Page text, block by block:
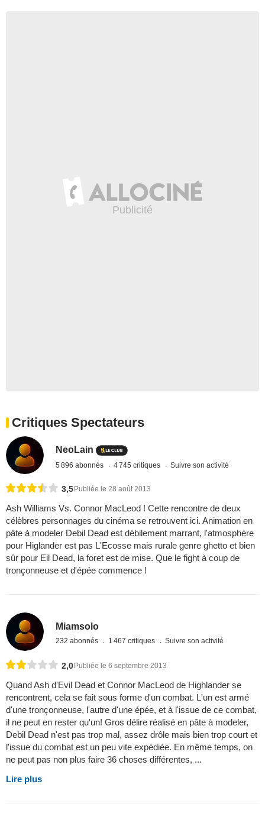
Critiques Spectateurs
NeoLain
5 896 abonnés 4 745 critiques Suivre son activité
3,5 Publiée le 28 août 2013
Ash Williams Vs. Connor MacLeod ! Cette rencontre de deux
célèbres personnages du cinéma se retrouvent ici. Animation en
pâte à modeler Debil Dead est débilement marrant, l'atmosphère
pour Higlander est pas L'Ecosse mais rurale genre ghetto et bien
sûr pour Eil Dead, la foret est de mise. Que le fight à coup de
tronçonneuse et d'épée commence !
Miamsolo
232 abonnés 1 467 critiques Suivre son activité
2,0Publiée le 6 septembre 2013
Quand Ash d'Evil Dead et Connor MacLeod de Highlander se
rencontrent, cela se fait sous forme d'un combat. L'un est armé
d'une tronçonneuse, l'autre d'une épée, et à l'issue de ce combat,
il ne peut en rester qu'un! Gros délire réalisé en pâte à modeler,
Debil Dead n'est pas trop mal, assez drôle mais bien trop court et
l'issue du combat est un peu vite expédiée. En même temps, on
ne peut pas non plus faire 36 choses différentes, ...
Lire plus